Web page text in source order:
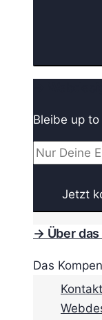
Bleibe up
→ Über
Das